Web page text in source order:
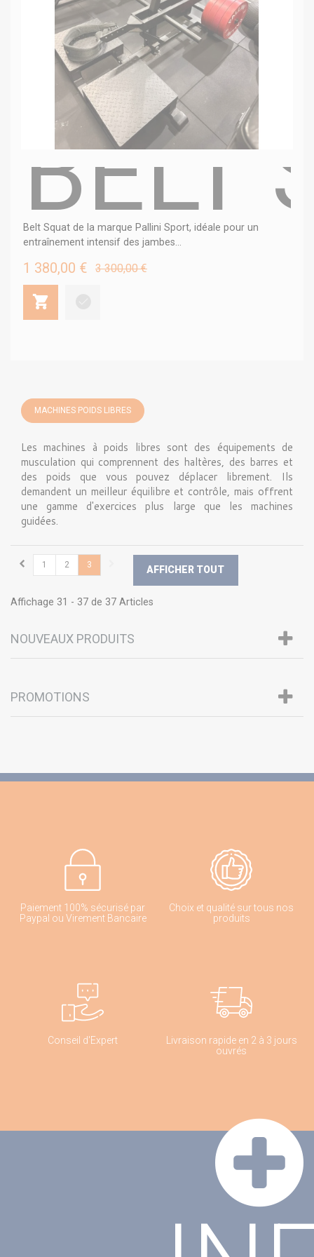
BELT
Belt Squat de la marque Pallini Sport, idéale pour un
entraînement intensif des jambes...
1 380,00 € 3 300,00 €
MACHINES POIDS LIBRES
Les machines à poids libres sont des équipements de
musculation qui comprennent des haltères, des barres et
des poids que vous pouvez déplacer librement. Ils
demandent un meilleur équilibre et contrôle, mais offrent
une gamme d'exercices plus large que les machines
guidées.
AFFICHER TOUT
1 2 3
Affichage 31 - 37 de 37 Articles
NOUVEAUX PRODUITS
PROMOTIONS
Paiement 100% sécurisé par
Paypal ou Virement Bancaire
Choix et qualité sur tous nos
produits
Conseil d'Expert
Livraison rapide en 2 à 3 jours
ouvrés